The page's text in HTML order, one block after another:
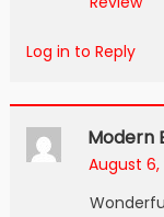
Log in to Reply
Modern
August 6,